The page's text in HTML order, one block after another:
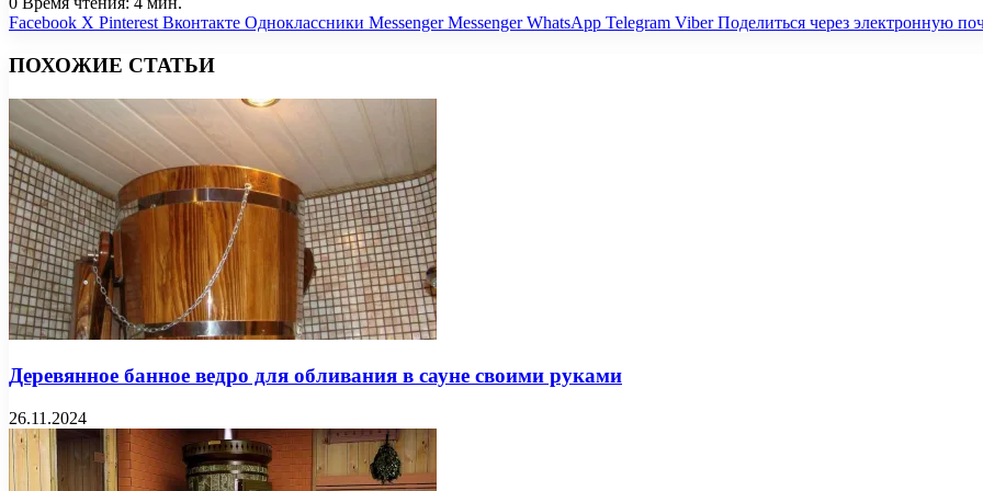
Facebook X Pinterest Вконтакте Одноклассники Messenger Messenger WhatsApp Telegram Viber Поделиться через электронную
ПОХОЖИЕ СТАТЬИ
Деревянное банное ведро для обливания в сауне своими руками
26.11.2024